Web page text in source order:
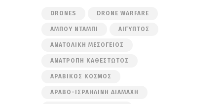
DRONES DRONE WARFARE
ΆΜΠΟΥ ΝΤΆΜΠΙ ΑΊΓΥΠΤΟΣ
ΑΝΑΤΟΛΙΚΉ ΜΕΣΌΓΕΙΟΣ
ΑΝΑΤΡΟΠΉ ΚΑΘΕΣΤΏΤΟΣ
ΑΡΑΒΙΚΌΣ ΚΌΣΜΟΣ
ΑΡΑΒΟ-ΙΣΡΑΗΛΙΝΉ ΔΙΑΜΆΧΗ